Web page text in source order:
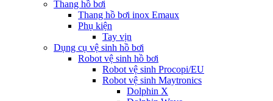
Thang hồ bơi
Thang hồ bơi inox Emaux
Phụ kiện
Tay vịn
Dụng cụ vệ sinh hồ bơi
Robot vệ sinh hồ bơi
Robot vệ sinh Procopi/EU
Robot vệ sinh Maytronics
Dolphin X